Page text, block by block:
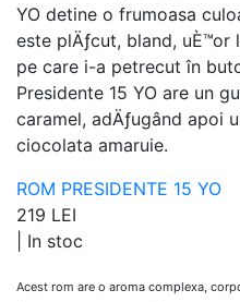
YO detine o frumoasa
este plÄƒcut, bland,
pe care i-a petrecut în
Presidente 15 YO are un
caramel, adÄƒugând apoi
ciocolata amaruie.
ROM PRESIDENTE 15 YO
219 LEI
In stoc
Acest rom are o aroma complexa,